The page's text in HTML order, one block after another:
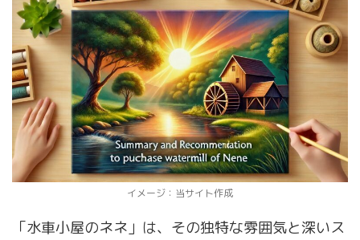
イメージ：当サイト作成
「水車小屋のネネ」は、その独特な雰囲気と深いス